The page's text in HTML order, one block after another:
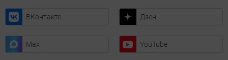
ВКонтакте Дзен
Max YouTube